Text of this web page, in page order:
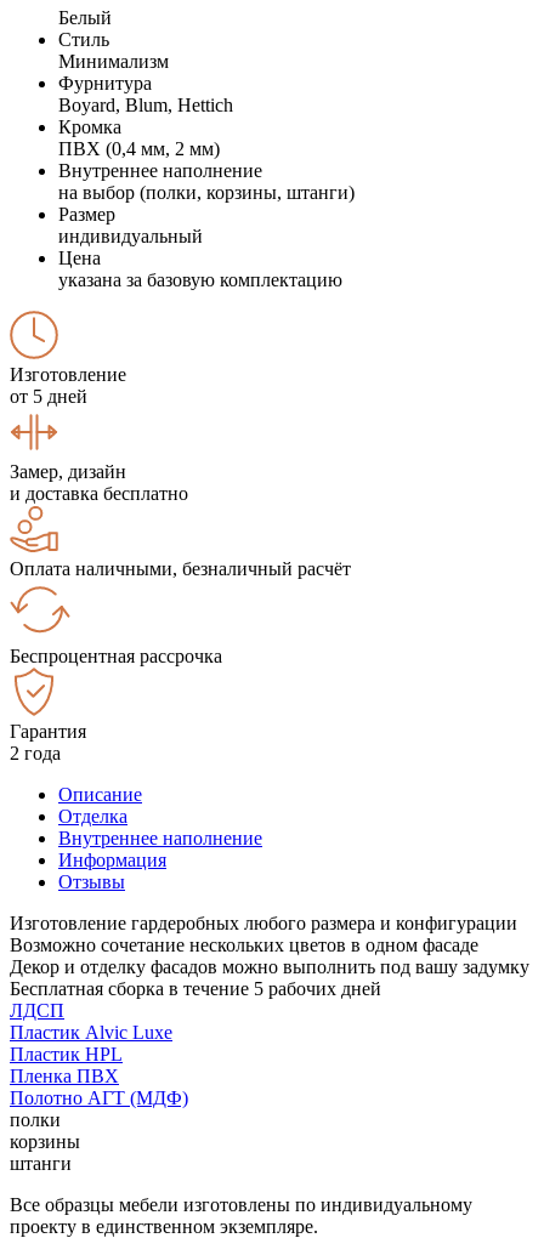
Белый
Стиль
Минимализм
Фурнитура
Boyard, Blum, Hettich
Кромка
ПВХ (0,4 мм, 2 мм)
Внутреннее наполнение
на выбор (полки, корзины, штанги)
Размер
индивидуальный
Цена
указана за базовую комплектацию
Изготовление
от 5 дней
Замер, дизайн
и доставка бесплатно
Оплата наличными, безналичный расчёт
Беспроцентная рассрочка
Гарантия
2 года
Описание
Отделка
Внутреннее наполнение
Информация
Отзывы
Изготовление гардеробных любого размера и конфигурации
Возможно сочетание нескольких цветов в одном фасаде
Декор и отделку фасадов можно выполнить под вашу задумку
Бесплатная сборка в течение 5 рабочих дней
ЛДСП
Пластик Alvic Luxe
Пластик HPL
Пленка ПВХ
Полотно АГТ (МДФ)
полки
корзины
штанги
Все образцы мебели изготовлены по индивидуальному
проекту в единственном экземпляре.